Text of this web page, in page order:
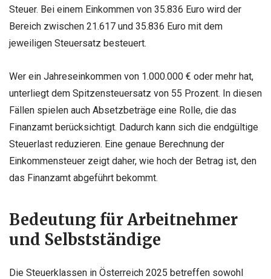
Steuer. Bei einem Einkommen von 35.836 Euro wird der
Bereich zwischen 21.617 und 35.836 Euro mit dem
jeweiligen Steuersatz besteuert.
Wer ein Jahreseinkommen von 1.000.000 € oder mehr hat,
unterliegt dem Spitzensteuersatz von 55 Prozent. In diesen
Fällen spielen auch Absetzbeträge eine Rolle, die das
Finanzamt berücksichtigt. Dadurch kann sich die endgültige
Steuerlast reduzieren. Eine genaue Berechnung der
Einkommensteuer zeigt daher, wie hoch der Betrag ist, den
das Finanzamt abgeführt bekommt.
Bedeutung für Arbeitnehmer
und Selbstständige
Die Steuerklassen in Österreich 2025 betreffen sowohl